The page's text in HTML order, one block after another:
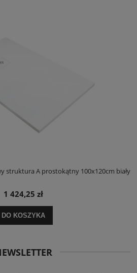
struktura A prostokątny 100x120cm biały
1 424,25 zł
DO KOSZYKA